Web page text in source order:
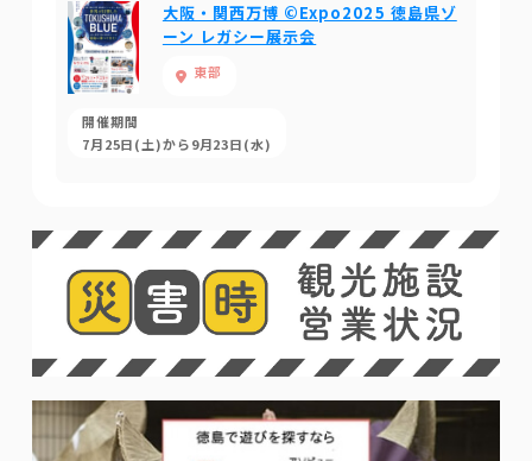
大阪・関西万博 ©Expo2025 徳島県ゾ
ーン レガシー展示会
東部
開催期間
7月25日(土)から9月23日(水)